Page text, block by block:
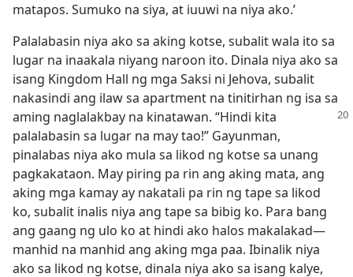
matapos. Sumuko na siya, at iuuwi na niya ako.’
Palalabasin niya ako sa aking kotse, subalit wala ito sa
lugar na inaakala niyang naroon ito. Dinala niya ako sa
isang Kingdom Hall ng mga Saksi ni Jehova, subalit
nakasindi ang ilaw sa apartment na tinitirhan ng isa sa
aming naglalakbay na kinatawan. “Hindi kita
palalabasin sa lugar na may tao!” Gayunman,
pinalabas niya ako mula sa likod ng kotse sa unang
pagkakataon. May piring pa rin ang aking mata, ang
aking mga kamay ay nakatali pa rin ng tape sa likod
ko, subalit inalis niya ang tape sa bibig ko. Para bang
ang gaang ng ulo ko at hindi ako halos makalakad​—
manhid na manhid ang aking mga paa. Ibinalik niya
ako sa likod ng kotse, dinala niya ako sa isang kalye,